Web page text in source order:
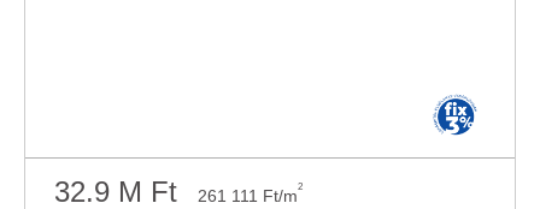
32.9 M Ft 261 111 Ft/m2